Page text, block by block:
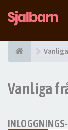
Vanliga